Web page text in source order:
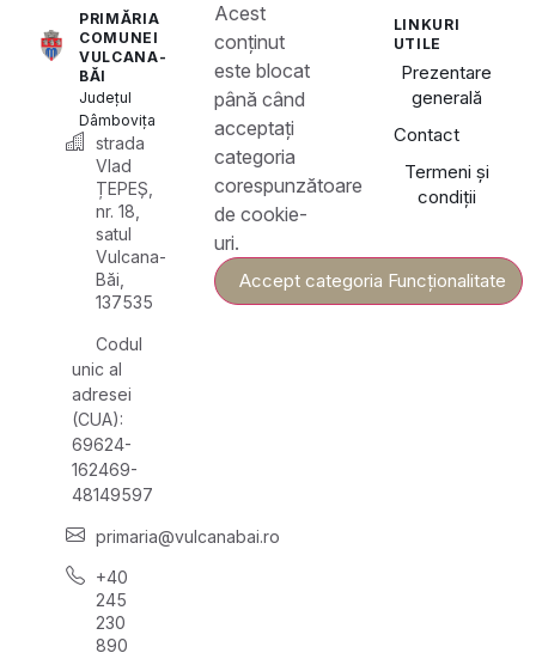
PRIMĂRIA
COMUNEI
VULCANA-
BĂI
Județul
Dâmbovița
strada
Vlad
ȚEPEȘ,
nr. 18,
satul
Vulcana-
Băi,
137535
Codul
unic al
adresei
(CUA):
69624-
162469-
48149597
primaria@vulcanabai.ro
+40
245
230
890
Acest
conținut
este blocat
până când
acceptați
categoria
corespunzătoare
de cookie-
uri.
Accept categoria Funcționalitate
LINKURI
UTILE
Prezentare
generală
Contact
Termeni și
condiții